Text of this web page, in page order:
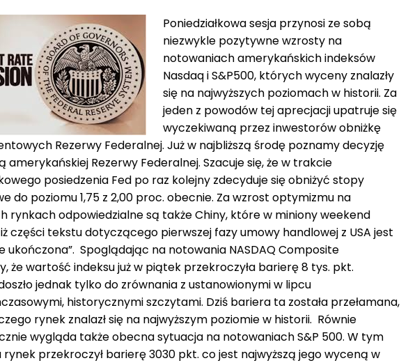
Poniedziałkowa sesja przynosi ze sobą
niezwykle pozytywne wzrosty na
notowaniach amerykańskich indeksów
Nasdaq i S&P500, których wyceny znalazły
się na najwyższych poziomach w historii. Za
jeden z powodów tej aprecjacji upatruje się
wyczekiwaną przez inwestorów obniżkę
Rezerwy Federalnej. Już w najbliższą środę poznamy decyzję
amerykańskiej Rezerwy Federalnej. Szacuje się, że w trakcie
posiedzenia Fed po raz kolejny zdecyduje się obniżyć stopy
do poziomu 1,75 z 2,00 proc. obecnie. Za wzrost optymizmu na
rynkach odpowiedzialne są także Chiny, które w miniony weekend
iż części tekstu dotyczącego pierwszej fazy umowy handlowej z USA jest
ukończona”. Spoglądając na notowania NASDAQ Composite
że wartość indeksu już w piątek przekroczyła barierę 8 tys. pkt.
jednak tylko do zrównania z ustanowionymi w lipcu
historycznymi szczytami. Dziś bariera ta została przełamana,
rynek znalazł się na najwyższym poziomie w historii. Równie
wygląda także obecna sytuacja na notowaniach S&P 500. W tym
przekroczył barierę 3030 pkt. co jest najwyższą jego wyceną w